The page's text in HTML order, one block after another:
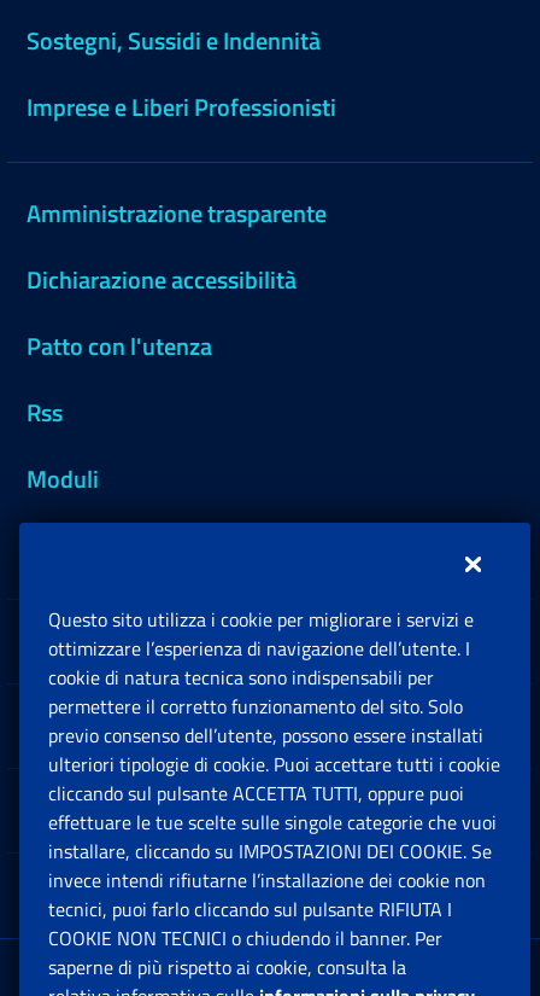
Sostegni, Sussidi e Indennità
Imprese e Liberi Professionisti
Amministrazione trasparente
Dichiarazione accessibilità
Patto con l'utenza
Rss
Moduli
Sedi e Contatti
Software
Note Legali
App mobile
Sede Legale : Via Ciro il Grande, 21
Questo sito utilizza i cookie per migliorare i servizi e
ottimizzare l’esperienza di navigazione dell’utente. I
cookie di natura tecnica sono indispensabili per
permettere il corretto funzionamento del sito. Solo
previo consenso dell’utente, possono essere installati
ulteriori tipologie di cookie. Puoi accettare tutti i cookie
cliccando sul pulsante ACCETTA TUTTI, oppure puoi
effettuare le tue scelte sulle singole categorie che vuoi
installare, cliccando su IMPOSTAZIONI DEI COOKIE. Se
invece intendi rifiutarne l’installazione dei cookie non
tecnici, puoi farlo cliccando sul pulsante RIFIUTA I
COOKIE NON TECNICI o chiudendo il banner. Per
saperne di più rispetto ai cookie, consulta la